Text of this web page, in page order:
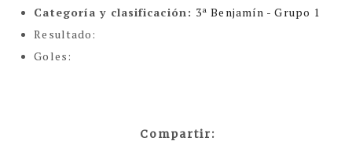
Categoría y clasificación : 3ª Benjamín - Grupo 1
Resultado:
Goles:
Compartir: